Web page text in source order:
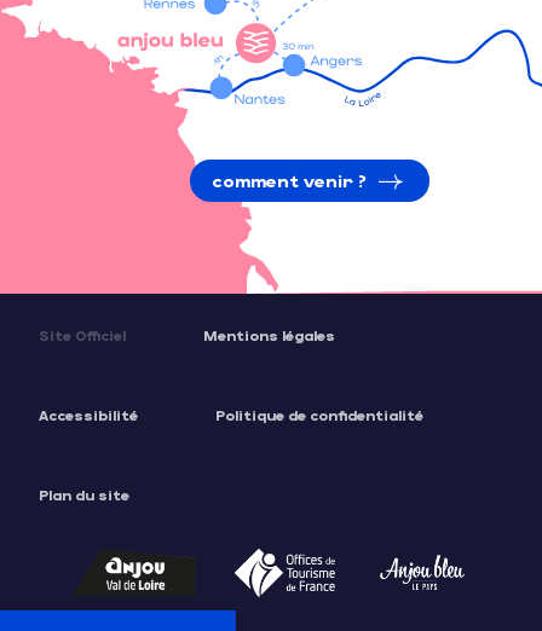
comment venir ?
Site Officiel Mentions légales
Accessibilité Politique de confidentialité
Plan du site